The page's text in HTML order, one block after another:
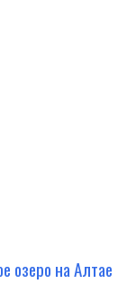
озеро на Алтае